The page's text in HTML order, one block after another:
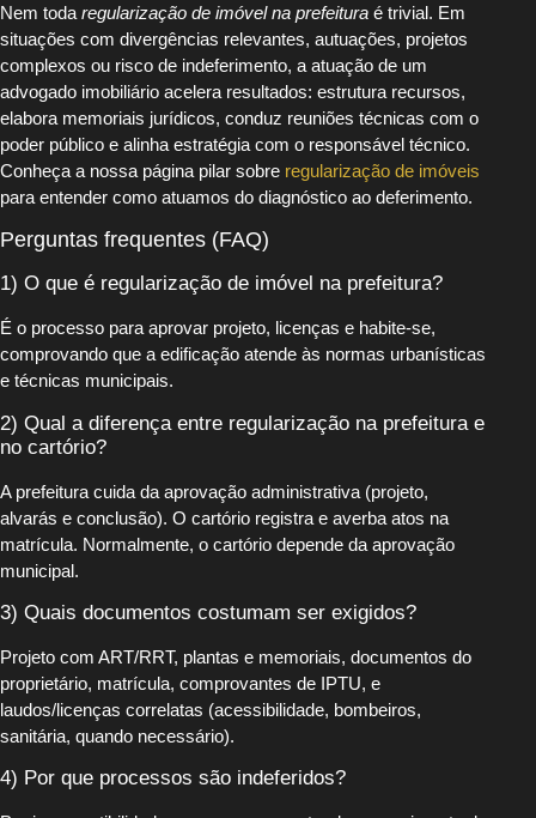
Nem toda regularização de imóvel na prefeitura é trivial. Em
situações com divergências relevantes, autuações, projetos
complexos ou risco de indeferimento, a atuação de um
advogado imobiliário acelera resultados: estrutura recursos,
elabora memoriais jurídicos, conduz reuniões técnicas com o
poder público e alinha estratégia com o responsável técnico.
Conheça a nossa página pilar sobre regularização de imóveis
para entender como atuamos do diagnóstico ao deferimento.
Perguntas frequentes (FAQ)
1) O que é regularização de imóvel na prefeitura?
É o processo para aprovar projeto, licenças e habite-se,
comprovando que a edificação atende às normas urbanísticas
e técnicas municipais.
2) Qual a diferença entre regularização na prefeitura e
no cartório?
A prefeitura cuida da aprovação administrativa (projeto,
alvarás e conclusão). O cartório registra e averba atos na
matrícula. Normalmente, o cartório depende da aprovação
municipal.
3) Quais documentos costumam ser exigidos?
Projeto com ART/RRT, plantas e memoriais, documentos do
proprietário, matrícula, comprovantes de IPTU, e
laudos/licenças correlatas (acessibilidade, bombeiros,
sanitária, quando necessário).
4) Por que processos são indeferidos?